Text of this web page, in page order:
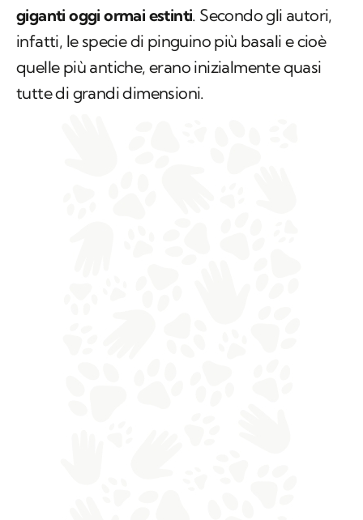
giganti oggi ormai estinti. Secondo gli autori,
infatti, le specie di pinguino più basali e cioè
quelle più antiche, erano inizialmente quasi
tutte di grandi dimensioni.